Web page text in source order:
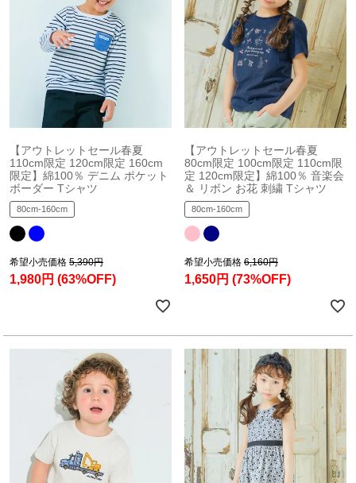
【アウトレットセール春夏
110cm限定 120cm限定 160cm
限定】綿100％ デニム ポケット
ボーダー Tシャツ
80cm-160cm
希望小売価格 5,390円
1,980円 (63%OFF)
【アウトレットセール春夏
80cm限定 100cm限定 110cm限
定 120cm限定】綿100％ 音楽会
＆ リボン お花 刺繍 Tシャツ
80cm-160cm
希望小売価格 6,160円
1,650円 (73%OFF)